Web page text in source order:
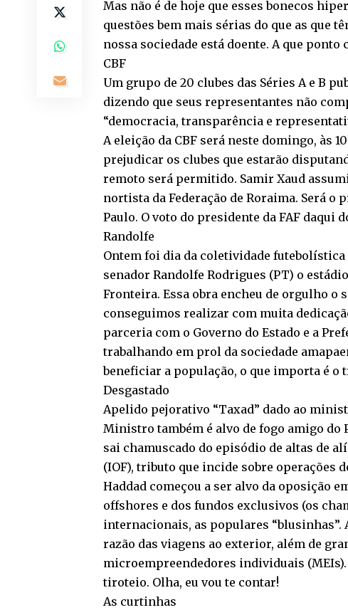
Mas não é de hoje que esses bonecos
questões bem mais sérias do que as que
nossa sociedade está doente. A que
CBF
Um grupo de 20 clubes das Séries A e B
dizendo que seus representantes não
“democracia, transparência e
A eleição da CBF será neste domingo, às
prejudicar os clubes que estarão
remoto será permitido. Samir Xaud
nortista da Federação de Roraima. Será o
Paulo. O voto do presidente da FAF daqui
Randolfe
Ontem foi dia da coletividade
senador Randolfe Rodrigues (PT) o
Fronteira. Essa obra encheu de orgulho o
conseguimos realizar com muita
parceria com o Governo do Estado e a
trabalhando em prol da sociedade
beneficiar a população, o que importa é o
Desgastado
Apelido pejorativo “Taxad” dado ao
Ministro também é alvo de fogo amigo do
sai chamuscado do episódio de altas de
(IOF), tributo que incide sobre operações
Haddad começou a ser alvo da oposição
offshores e dos fundos exclusivos (os
internacionais, as populares “blusinhas”.
razão das viagens ao exterior, além de
microempreendedores individuais
tiroteio. Olha, eu vou te contar!
As curtinhas